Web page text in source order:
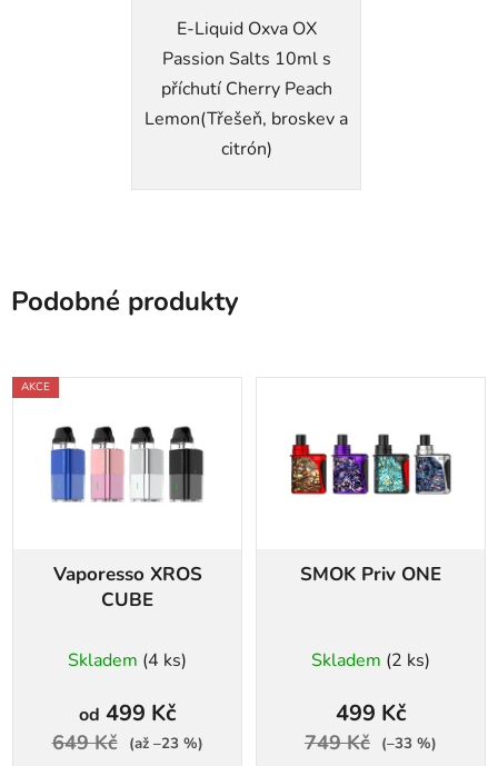
E-Liquid Oxva OX
Passion Salts 10ml s
příchutí Cherry Peach
Lemon(Třešeň, broskev a
citrón)
Podobné produkty
AKCE
Vaporesso XROS
CUBE
Skladem (4 ks)
od 499 Kč
649 Kč (až –23 %)
SMOK Priv ONE
Skladem (2 ks)
499 Kč
749 Kč (–33 %)